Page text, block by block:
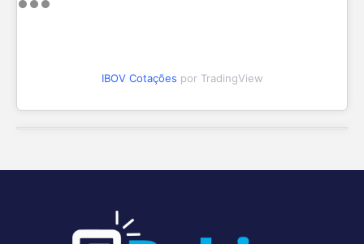
IBOV Cotações por TradingView